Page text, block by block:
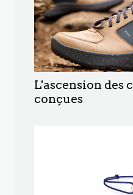
L'ascension des
conçues